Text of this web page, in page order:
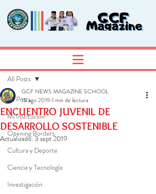
All Posts
Mi Institución
Opening Borders
Cultura y Deporte
Ciencia y Tecnología
Investigación
All Posts
ENCUENTRO JUVENIL DE
DESARROLLO SOSTENIBLE
GCF NEWS MAGAZINE SCHOOL
15 ago 2019 1 min de lectura
Actualizado:3 sept 2019